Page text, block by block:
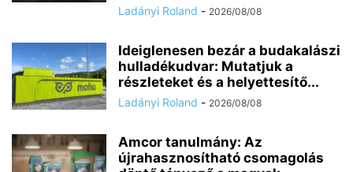
Ladányi Roland - 2026/08/08
Ideiglenesen bezár a budakalászi
hulladékudvar: Mutatjuk a
részleteket és a helyettesítő...
Ladányi Roland - 2026/08/08
Amcor tanulmány: Az
újrahasznosítható csomagolás